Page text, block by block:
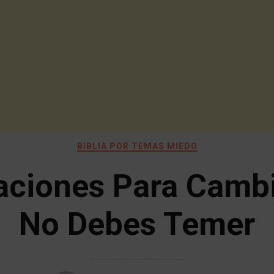
BIBLIA POR TEMAS MIEDO
Para
No Debes Temer